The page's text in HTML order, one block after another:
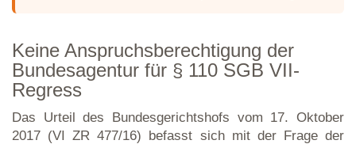
Keine Anspruchsberechtigung der
Bundesagentur für § 110 SGB VII-
Regress
Das Urteil des Bundesgerichtshofs vom 17. Oktober
2017 (VI ZR 477/16) befasst sich mit der Frage der